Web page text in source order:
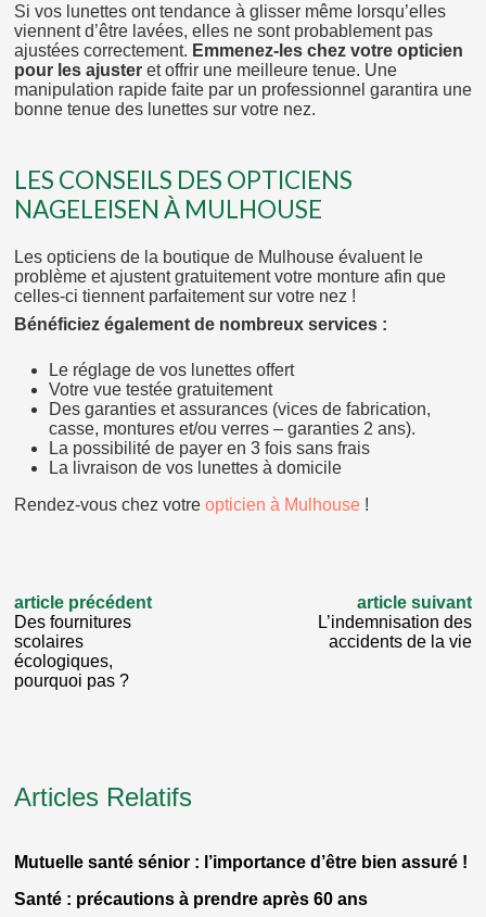
Si vos lunettes ont tendance à glisser même lorsqu’elles
viennent d’être lavées, elles ne sont probablement pas
ajustées correctement. Emmenez-les chez votre opticien
pour les ajusteret offrir une meilleure tenue. Une
manipulation rapide faite par un professionnel garantira une
bonne tenue des lunettes sur votre nez.
LES CONSEILS DES OPTICIENS
NAGELEISEN À MULHOUSE
Les opticiens de la boutique de Mulhouse évaluent le
problème et ajustent gratuitement votre monture afin que
celles-ci tiennent parfaitement sur votre nez !
Bénéficiez également de nombreux services :
Le réglage de vos lunettes offert
Votre vue testée gratuitement
Des garanties et assurances (vices de fabrication,
casse, montures et/ou verres – garanties 2 ans).
La possibilité de payer en 3 fois sans frais
La livraison de vos lunettes à domicile
Rendez-vous chez votre opticien à Mulhouse!
article précédent
Des fournitures
scolaires
écologiques,
pourquoi pas ?
article suivant
L’indemnisation des
accidents de la vie
Articles Relatifs
Mutuelle santé sénior : l’importance d’être bien assuré !
Santé : précautions à prendre après 60 ans